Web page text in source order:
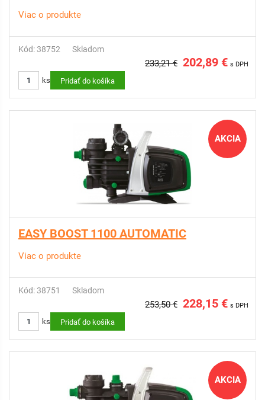
Viac o produkte
Kód: 38752 Skladom
233,21 € 202,89 € s DPH
ks Pridať do košíka
AKCIA
EASY BOOST 1100 AUTOMATIC
Viac o produkte
Kód: 38751 Skladom
253,50 € 228,15 € s DPH
ks Pridať do košíka
AKCIA